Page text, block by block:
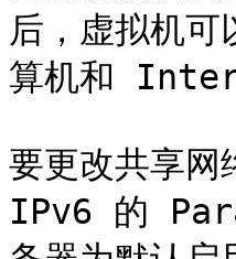
后，虚拟机
算机和
要更改共享
IPv6 的